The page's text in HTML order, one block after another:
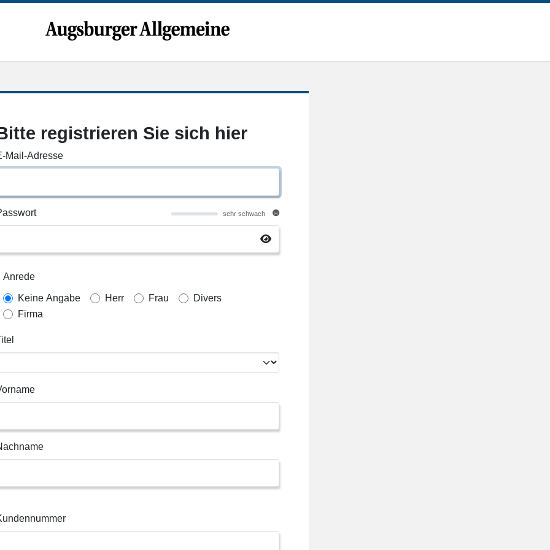
registrieren Sie sich hier
Mail-Adresse
sehr schwach
Anrede
Keine Angabe Herr Frau
Divers
Firma